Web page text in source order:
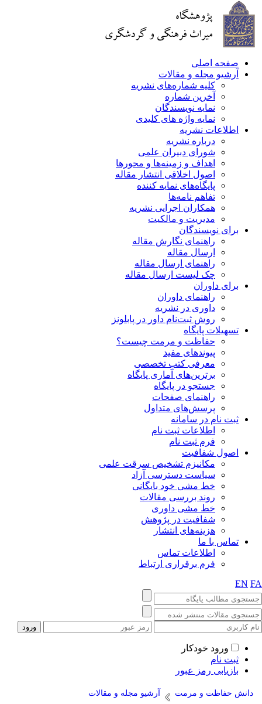
صفحه اصلی
آرشیو مجله و مقالات
کلیه شماره‌های نشریه
آخرین شماره
نمایه نویسندگان
نمایه واژه های کلیدی
اطلاعات نشریه
درباره نشریه
شورای دبیران علمی
اهداف و زمینه‌ها و محورها
اصول اخلاقی انتشار مقاله
پایگاه‌های نمایه کننده
تفاهم نامه‌ها
همکاران اجرایی نشریه
مدیریت و مالکیت
برای نویسندگان
راهنمای نگارش مقاله
ارسال مقاله
راهنمای ارسال مقاله
چک لیست ارسال مقاله
برای داوران
راهنمای داوران
داوری در نشریه
روش ثبت‌نام داور در پابلونز
تسهیلات پایگاه
حفاظت و مرمت چیست؟
پیوند‌های مفید
معرفی کتب تخصصی
برترین‌های آماری پایگاه
جستجو در پایگاه
راهنمای صفحات
پرسش‌های متداول
ثبت نام در سامانه
اطلاعات ثبت نام
فرم ثبت نام
اصول شفافیت
ﻣﮑﺎﻧﯿﺰم ﺗﺸﺨﯿﺺ ﺳﺮﻗﺖ ﻋﻠﻤﯽ
سیاست دسترسی آزاد
خط مشی خود بایگانی
روند بررسی مقالات
خط مشی داوری
شفافیت در پژوهش
هزینه‌های انتشار
تماس با ما
اطلاعات تماس
فرم برقراری ارتباط
EN
ورود خودکار
ثبت نام
بازیابی رمز عبور
دانش حفاظت و مرمت آرشیو مجله و مقالات